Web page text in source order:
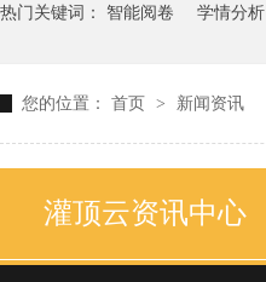
热门关键词： 智能阅卷 学情分析
您的位置： 首页 > 新闻资讯
灌顶云资讯中心